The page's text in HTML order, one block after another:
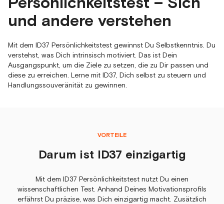
und andere verstehen
Mit dem ID37 Persönlichkeitstest gewinnst Du Selbstkenntnis. Du
verstehst, was Dich intrinsisch motiviert. Das ist Dein
Ausgangspunkt, um die Ziele zu setzen, die zu Dir passen und
diese zu erreichen. Lerne mit ID37, Dich selbst zu steuern und
Handlungssouveränität zu gewinnen.
VORTEILE
Darum ist ID37 einzigartig
Mit dem ID37 Persönlichkeitstest nutzt Du einen
wissenschaftlichen Test. Anhand Deines Motivationsprofils
erfährst Du präzise, was Dich einzigartig macht. Zusätzlich